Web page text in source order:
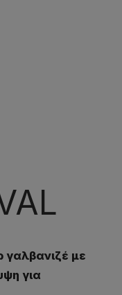
γαλβανιζέ με
για